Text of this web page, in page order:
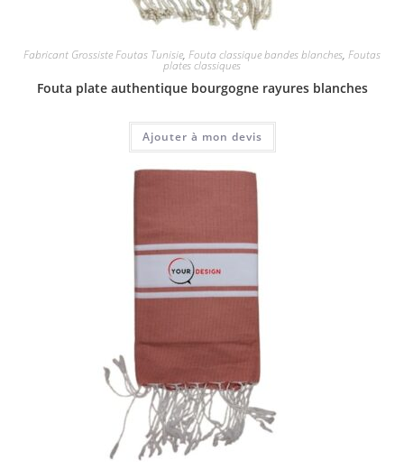
Fabricant Grossiste Foutas Tunisie, Fouta classique bandes blanches, Foutas
plates classiques
Fouta plate authentique bourgogne rayures blanches
Ajouter à mon devis